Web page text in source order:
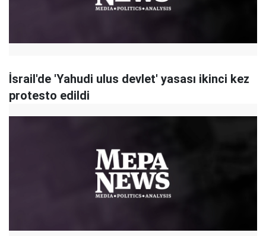
İsrail'de 'Yahudi ulus devlet' yasası ikinci kez
protesto edildi